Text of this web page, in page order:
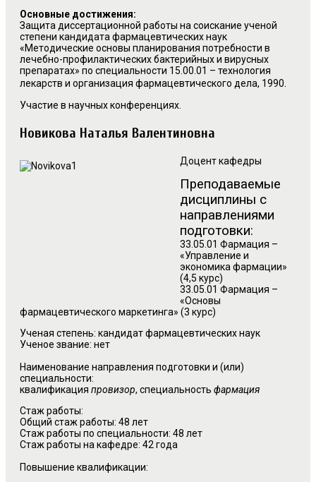
Основные достижения:
Защита диссертационной работы на соискание ученой
степени кандидата фармацевтических наук
«Методические основы планирования потребности в
лечебно-профилактических бактерийных и вирусных
препаратах» по специальности 15.00.01 – технология
лекарств и организация фармацевтического дела, 1990.
Участие в научных конференциях.
Новикова Наталья Валентиновна
Доцент кафедры
Преподаваемые
дисциплины с
направлениями
подготовки:
33.05.01 Фармация –
«Управление и
экономика фармации»
(4,5 курс)
33.05.01 Фармация –
«Основы
фармацевтического маркетинга» (3 курс)
Ученая степень: кандидат фармацевтических наук
Ученое звание: нет
Наименование направления подготовки и (или)
специальности:
квалификация провизор, специальность фармация
Стаж работы:
Общий стаж работы: 48 лет
Стаж работы по специальности: 48 лет
Стаж работы на кафедре: 42 года
Повышение квалификации: